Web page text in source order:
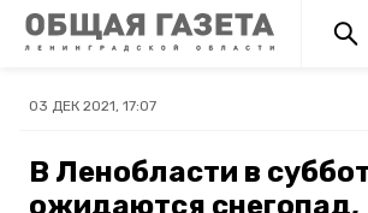
03 ДЕК 2021, 17:07
В Ленобласти в
ожидаются снегопад,